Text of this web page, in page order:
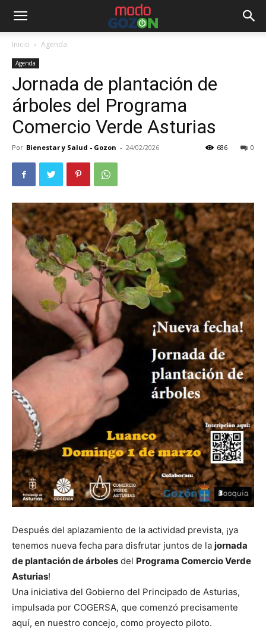
Inicio Agenda
Agenda
Jornada de plantación de
árboles del Programa
Comercio Verde Asturias
Por Bienestar y Salud - Gozon - 24/02/2026 0
686
Después del aplazamiento de la actividad prevista, ¡ya
tenemos nueva fecha para disfrutar juntos de la jornada
de plantación de árboles del Programa Comercio Verde
Asturias!
Una iniciativa del Gobierno del Principado de Asturias,
impulsada por COGERSA, que comenzó precisamente
aquí, en nuestro concejo, como proyecto piloto.